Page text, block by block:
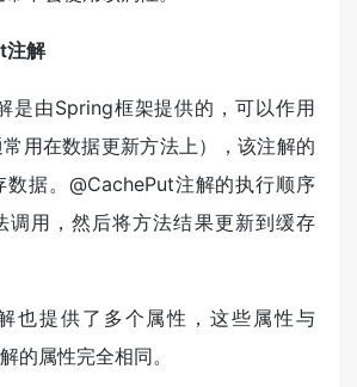
注解
是由Spring框架提供的，可以作用
用在数据更新方法上），该注解的
数据。@CachePut注解的执行顺序
调用，然后将方法结果更新到缓存
也提供了多个属性，这些属性与
的属性完全相同。